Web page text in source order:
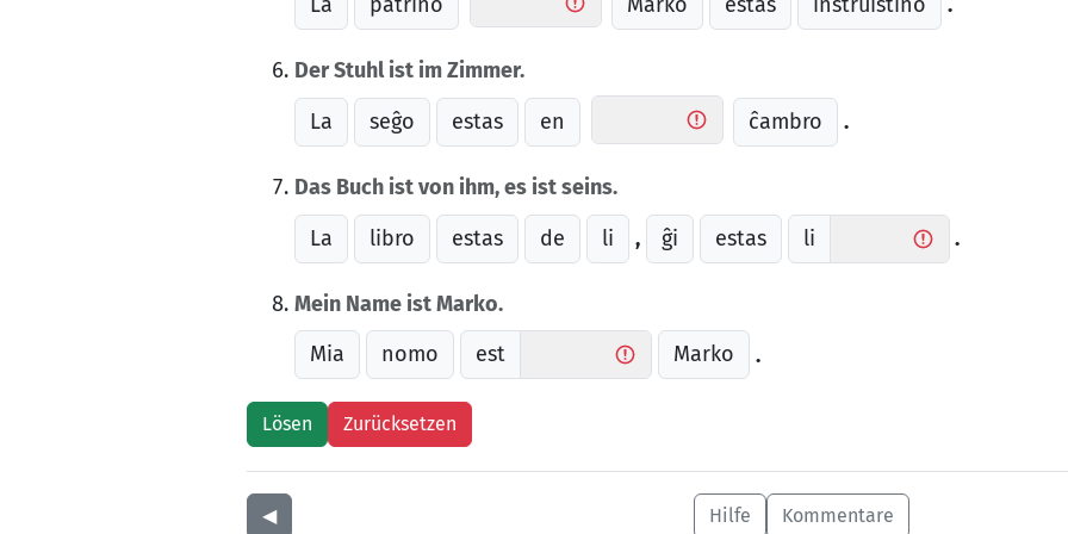
Der Stuhl ist im Zimmer.
La
seĝo estas en ĉambro .
Das Buch ist von ihm, es ist seins.
La
libro estas de li , ĝi estas li .
Mein Name ist Marko.
Mia
nomo est Marko .
◀︎ Hilfe Kommentare